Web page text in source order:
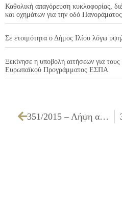
Καθολική απαγόρευση κυκλοφορίας,
και οχημάτων για την οδό Πανοράματος
Σε ετοιμότητα ο Δήμος Ιλίου λόγω
Ξεκίνησε η υποβολή αιτήσεων για
Ευρωπαϊκού Προγράμματος ΕΣΠΑ
351/2015 – Λήψη απόφασης για αναμόρφωση προϋπολογισμού του Δήμου, οικονομικού έτους 2015